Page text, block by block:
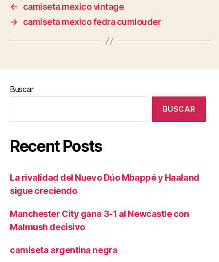
←
camiseta mexico vintage
→
camiseta mexico fedra cumlouder
Buscar
BUSCAR
Recent Posts
La rivalidad del Nuevo Dúo Mbappé y Haaland
sigue creciendo
Manchester City gana 3-1 al Newcastle con
Malmush decisivo
camiseta argentina negra